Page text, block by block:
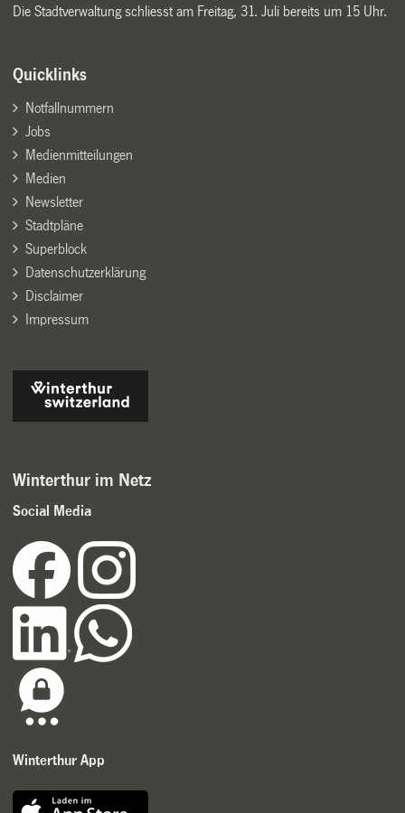
Die Stadtverwaltung schliesst am Freitag, 31. Juli bereits um 15 Uhr.
Quicklinks
Notfallnummern
Jobs
Medienmitteilungen
Medien
Newsletter
Stadtpläne
Superblock
Datenschutzerklärung
Disclaimer
Impressum
Winterthur im Netz
Social Media
Winterthur App